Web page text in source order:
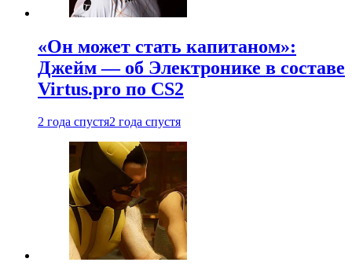
«Он может стать капитаном»:
Джейм — об Электронике в составе
Virtus.pro по CS2
2 года спустя2 года спустя